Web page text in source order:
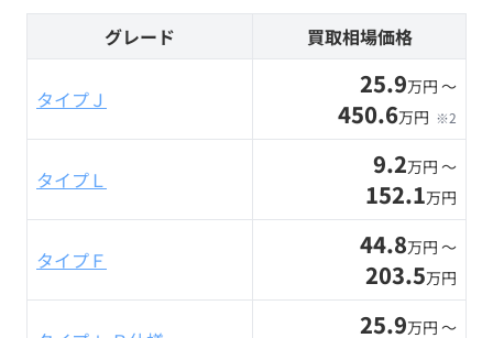
グレード 買取相場価格
タイプＪ 25.9万円 〜
450.6万円 ※2
タイプＬ 9.2万円 〜
152.1万円
タイプＦ 44.8万円 〜
203.5万円
25.9万円 〜